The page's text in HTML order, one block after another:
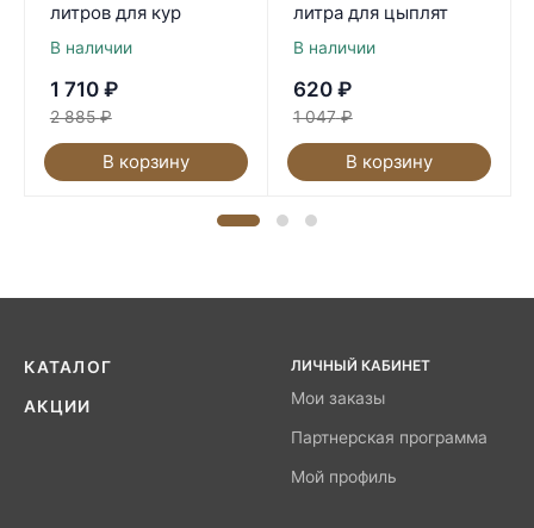
литров для кур
В наличии
1 710 ₽
2 885 ₽
В корзину
литра для цыплят
В наличии
620 ₽
1 047 ₽
В корзину
КАТАЛОГ
АКЦИИ
ЛИЧНЫЙ КАБИНЕТ
Мои заказы
Партнерская программа
Мой профиль